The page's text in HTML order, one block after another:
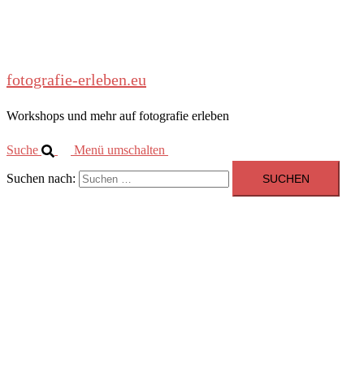
fotografie-erleben.eu
Workshops und mehr auf fotografie erleben
Suche Menü umschalten
Suchen nach: